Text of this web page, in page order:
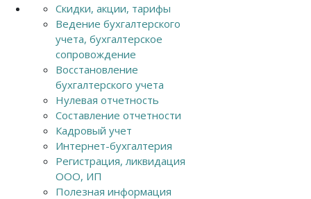
Скидки, акции, тарифы
Ведение бухгалтерского
учета, бухгалтерское
сопровождение
Восстановление
бухгалтерского учета
Нулевая отчетность
Составление отчетности
Кадровый учет
Интернет-бухгалтерия
Регистрация, ликвидация
ООО, ИП
Полезная информация